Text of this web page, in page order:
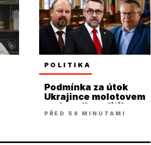
POLITIKA
Podmínka za útok
Ukrajince molotovem
nadzvedla politiky ze
židle
PŘED 58 MINUTAMI